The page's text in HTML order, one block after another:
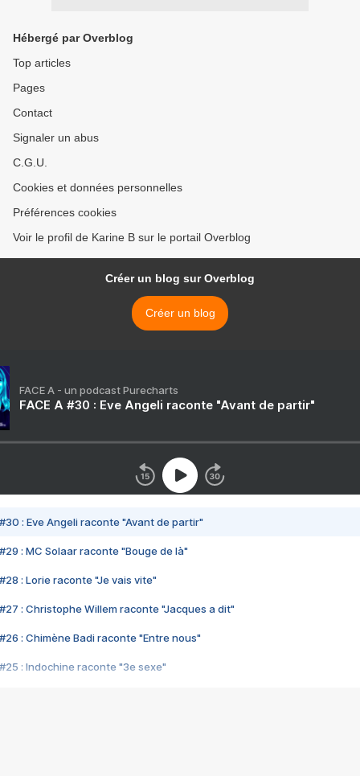
Hébergé par Overblog
Top articles
Pages
Contact
Signaler un abus
C.G.U.
Cookies et données personnelles
Préférences cookies
Voir le profil de Karine B sur le portail Overblog
Créer un blog sur Overblog
Créer un blog
FACE A - un podcast Purecharts
FACE A #30 : Eve Angeli raconte "Avant de partir"
#30 : Eve Angeli raconte "Avant de partir"
#29 : MC Solaar raconte "Bouge de là"
#28 : Lorie raconte "Je vais vite"
#27 : Christophe Willem raconte "Jacques a dit"
#26 : Chimène Badi raconte "Entre nous"
#25 : Indochine raconte "3e sexe"